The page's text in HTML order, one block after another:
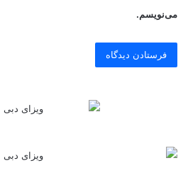
می‌نویسم.